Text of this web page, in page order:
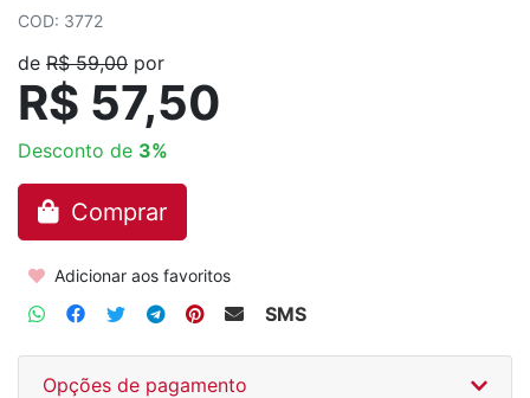
COD: 3772
de R$ 59,00 por
R$ 57,50
Desconto de 3%
Comprar
Adicionar aos favoritos
SMS
Opções de pagamento